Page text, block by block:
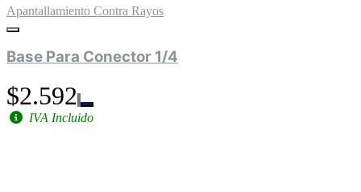
Apantallamiento Contra Rayos
Base Para Conector 1/4
$2.592
IVA Incluido